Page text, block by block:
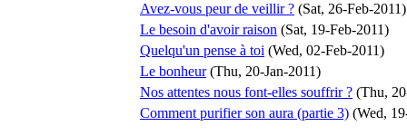
Avez-vous peur de veillir ? (Sat, 26-Feb-2011)
Le besoin d'avoir raison (Sat, 19-Feb-2011)
Quelqu'un pense à toi (Wed, 02-Feb-2011)
Le bonheur(Thu, 20-Jan-2011)
Nos attentes nous font-elles souffrir ? (Thu,
Comment purifier son aura (partie 3) (Wed,